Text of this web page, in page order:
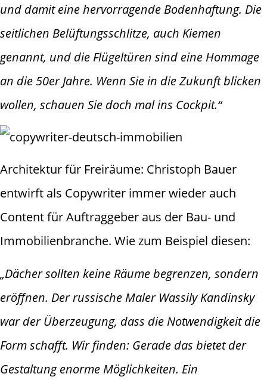
und damit eine hervorragende Bodenhaftung. Die
seitlichen Belüftungsschlitze, auch Kiemen
genannt, und die Flügeltüren sind eine Hommage
an die 50er Jahre. Wenn Sie in die Zukunft blicken
wollen, schauen Sie doch mal ins Cockpit.“
Architektur für Freiräume: Christoph Bauer
entwirft als Copywriter immer wieder auch
Content für Auftraggeber aus der Bau- und
Immobilienbranche. Wie zum Beispiel diesen:
„Dächer sollten keine Räume begrenzen, sondern
eröffnen. Der russische Maler Wassily Kandinsky
war der Überzeugung, dass die Notwendigkeit die
Form schafft. Wir finden: Gerade das bietet der
Gestaltung enorme Möglichkeiten. Ein